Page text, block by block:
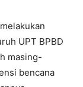
UPT BPBD
masing-
bencana